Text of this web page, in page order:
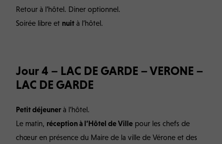
Retour à l’hôtel. Diner optionnel.
Soirée libre et nuit à l’hôtel.
Jour 4 – LAC DE GARDE – VERONE –
LAC DE GARDE
Petit déjeuner à l’hôtel.
Le matin, réception à l’Hôtel de Ville pour les chefs de
chœur en présence du Maire de la ville de Vérone et des